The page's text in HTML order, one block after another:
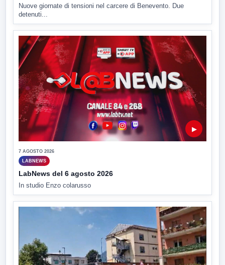
Nuove giornate di tensioni nel carcere di Benevento. Due
detenuti...
▶
7 AGOSTO 2026
LABNEWS
LabNews del 6 agosto 2026
In studio Enzo colarusso